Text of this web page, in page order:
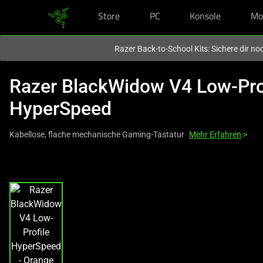
Store PC Konsole
Razer Back-to-School Kits: Sichere dir
Razer BlackWidow V4 Low-
HyperSpeed
Kabellose, flache mechanische Gaming-Tastatur Mehr Erfahren >
a
carousel
with
one
large
image